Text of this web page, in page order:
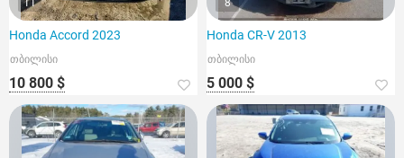
11
Honda Accord 2023
თბილისი
10 800 $
8
Honda CR-V 2013
თბილისი
5 000 $